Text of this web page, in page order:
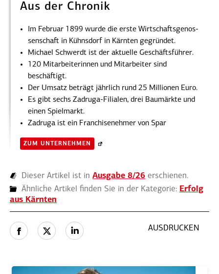
Aus der Chronik
Im Februar 1899 wurde die erste Wirtschafts­ge­nos­
sen­schaft in Kühnsdorf in Kärnten gegründet.
Michael Schwerdt ist der aktuelle Geschäfts­führer.
120 Mitar­bei­te­rinnen und Mitar­beiter sind
beschäftigt.
Der Umsatz beträgt jährlich rund 25 Millionen Euro.
Es gibt sechs Zadruga-Filialen, drei Baumärkte und
einen Spiel­markt.
Zadruga ist ein Franchise­nehmer von Spar
ZUM UNTER­NEHMEN
Dieser Artikel ist in Ausgabe 8/26 erschienen.
Ähnliche Artikel finden Sie in der Kategorie: Erfolg
aus Kärnten
AUSDRUCKEN